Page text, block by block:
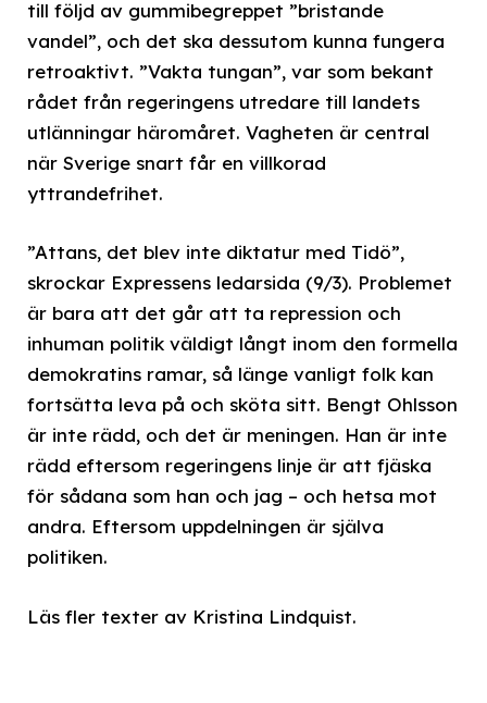
till följd av gummibegreppet ”bristande
vandel”, och det ska dessutom kunna fungera
retroaktivt. ”Vakta tungan”, var som bekant
rådet från regeringens utredare till landets
utlänningar häromåret. Vagheten är central
när Sverige snart får en villkorad
yttrandefrihet.
”Attans, det blev inte diktatur med Tidö”,
skrockar Expressens ledarsida (9/3). Problemet
är bara att det går att ta repression och
inhuman politik väldigt långt inom den formella
demokratins ramar, så länge vanligt folk kan
fortsätta leva på och sköta sitt. Bengt Ohlsson
är inte rädd, och det är meningen. Han är inte
rädd eftersom regeringens linje är att fjäska
för sådana som han och jag – och hetsa mot
andra. Eftersom uppdelningen är själva
politiken.
Läs fler texter av Kristina Lindquist.